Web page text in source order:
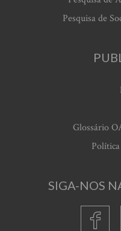
Pesquisa de
Glossário
SIGA-NOS